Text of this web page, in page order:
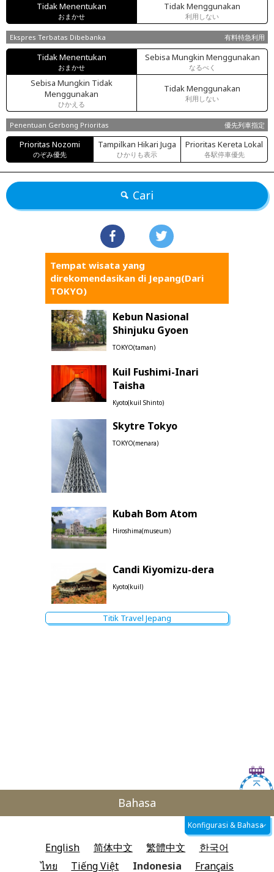
Tidak Menentukan
おまかせ
Tidak Menggunakan
利用しない
Ekspres Terbatas Dibebanka 有料特急利用
Tidak Menentukan
おまかせ
Sebisa Mungkin Menggunakan
なるべく
Sebisa Mungkin Tidak
Menggunakan
ひかえる
Tidak Menggunakan
利用しない
Penentuan Gerbong Prioritas 優先列車指定
Prioritas Nozomi
のぞみ優先
Tampilkan Hikari Juga
ひかりも表示
Prioritas Kereta Lokal
各駅停車優先
Cari
Tempat wisata yang
direkomendasikan di Jepang(Dari
TOKYO)
Kebun Nasional
Shinjuku Gyoen
TOKYO(taman)
Kuil Fushimi-Inari
Taisha
Kyoto(kuil Shinto)
Skytre Tokyo
TOKYO(menara)
Kubah Bom Atom
Hiroshima(museum)
Candi Kiyomizu-dera
Kyoto(kuil)
Titik Travel Jepang
Bahasa
Konfigurasi & Bahasa
English 简体中文 繁體中文
한국어
ไทย
Tiếng Việt Indonesia Français